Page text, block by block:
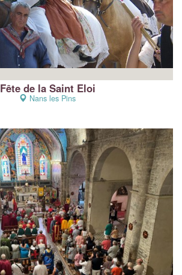
Fête de la Saint Eloi
Nans les Pins